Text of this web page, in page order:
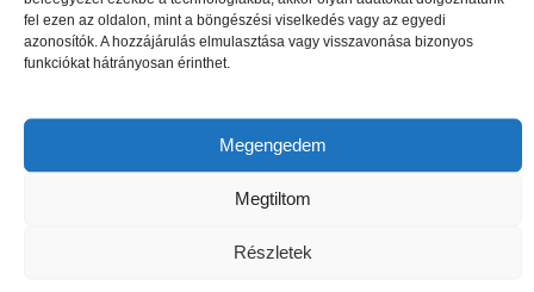
fel ezen az oldalon, mint a böngészési viselkedés vagy az egyedi
azonosítók. A hozzájárulás elmulasztása vagy visszavonása bizonyos
funkciókat hátrányosan érinthet.
Megengedem
Megtiltom
Részletek